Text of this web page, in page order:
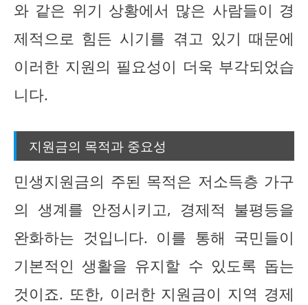
와 같은 위기 상황에서 많은 사람들이 경
제적으로 힘든 시기를 겪고 있기 때문에
이러한 지원의 필요성이 더욱 부각되었습
니다.
지원금의 목적과 중요성
민생지원금의 주된 목적은 저소득층 가구
의 생계를 안정시키고, 경제적 불평등을
완화하는 것입니다. 이를 통해 국민들이
기본적인 생활을 유지할 수 있도록 돕는
것이죠. 또한, 이러한 지원금이 지역 경제